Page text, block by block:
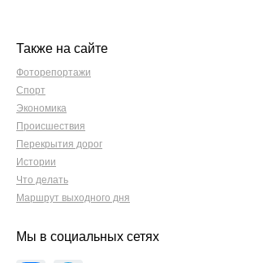
Также на сайте
Фоторепортажи
Спорт
Экономика
Происшествия
Перекрытия дорог
Истории
Что делать
Маршрут выходного дня
Мы в социальных сетях